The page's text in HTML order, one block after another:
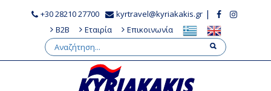
+30 28210 27700 kyrtravel@kyriakakis.gr |
B2B Εταιρία Επικοινωνία